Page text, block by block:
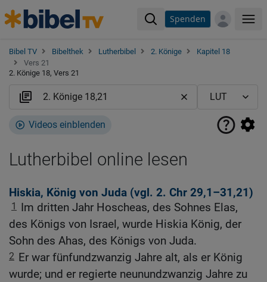
Spenden
Bibel TV Bibelthek Lutherbibel 2. Könige
Kapitel 18
Vers 21
2. Könige 18, Vers 21
Videos einblenden
Lutherbibel online lesen
Hiskia, König von Juda (vgl. 2. Chr 29,1–31,21)
1
Im dritten Jahr Hoscheas, des Sohnes Elas,
des Königs von Israel, wurde Hiskia König, der
Sohn des Ahas, des Königs von Juda.
2 Er war fünfundzwanzig Jahre alt, als er König
wurde; und er regierte neunundzwanzig Jahre zu